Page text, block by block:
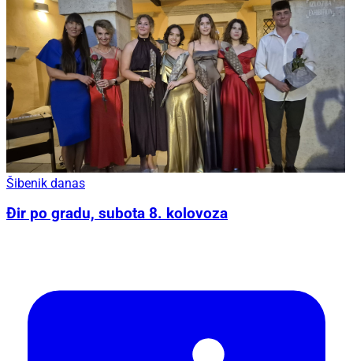
Šibenik danas
Đir po gradu, subota 8. kolovoza